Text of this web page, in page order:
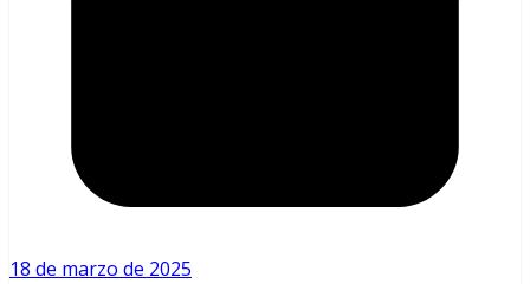
18 de marzo de 2025